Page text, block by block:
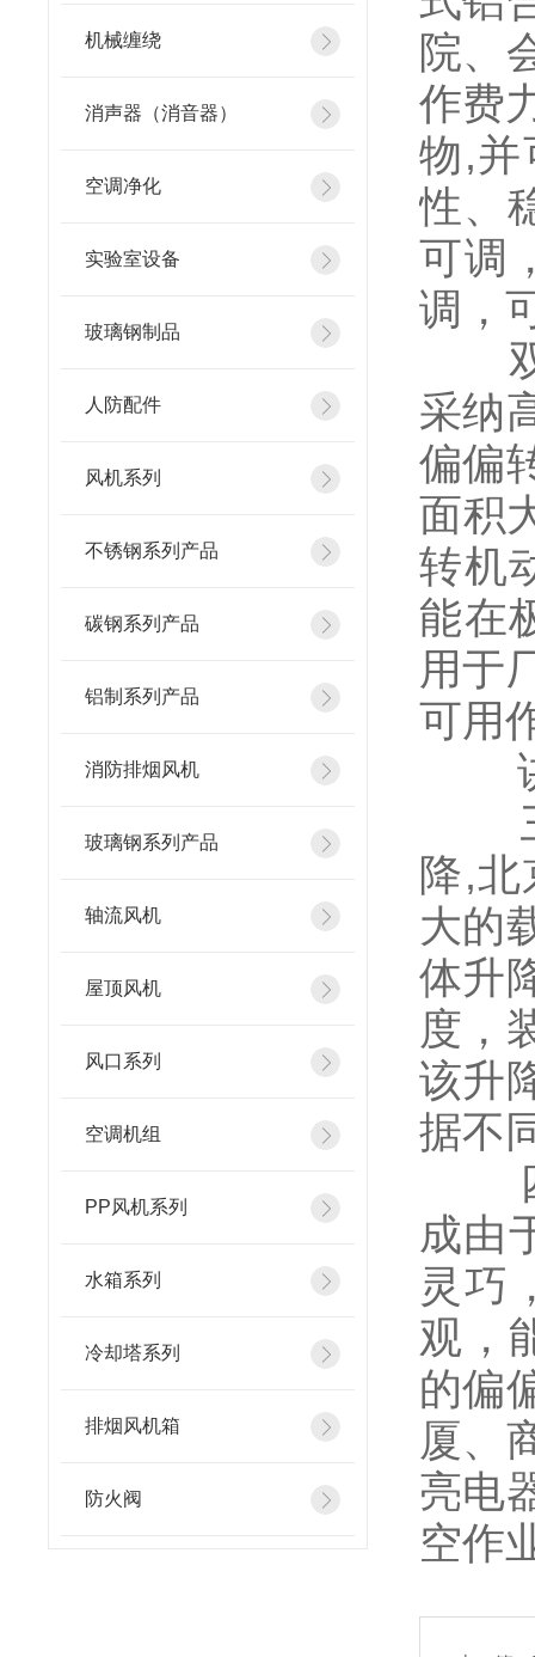
机械缠绕
消声器（消音器）
空调净化
实验室设备
玻璃钢制品
人防配件
风机系列
不锈钢系列产品
碳钢系列产品
铝制系列产品
消防排烟风机
玻璃钢系列产品
轴流风机
屋顶风机
风口系列
空调机组
PP风机系列
水箱系列
冷却塔系列
排烟风机箱
防火阀
院、
作费
物,并
性、
可调
调，
双
采纳
偏偏
面积
转机
能在
用于
可用
讲
三
降,
大的
体升
度，
该升
据不
四
成由
灵巧
观，
的偏
厦、
亮电
空作